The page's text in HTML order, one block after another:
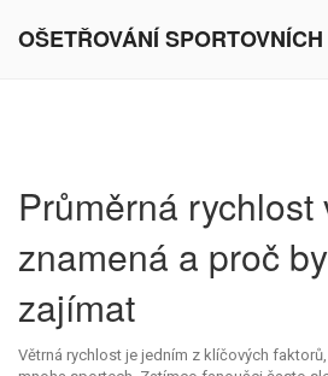
Průměrná rychlost
znamená a proč
zajímat
Větrná rychlost je jedním z klíčových